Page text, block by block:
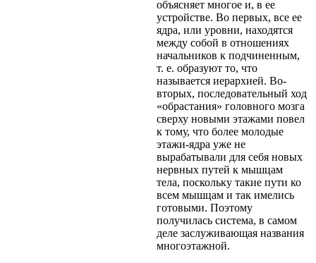
объясняет многое и, в ее
устройстве. Во первых, все ее
ядра, или уровни, находятся
между собой в отношениях
начальников к подчиненным,
т. е. образуют то, что
называется иерархией. Во-
вторых, последовательный ход
«обрастания» головного мозга
сверху новыми этажами повел
к тому, что более молодые
этажи-ядра уже не
вырабатывали для себя новых
нервных путей к мышцам
тела, поскольку такие пути ко
всем мышцам и так имелись
готовыми. Поэтому
получилась система, в самом
деле заслуживающая названия
многоэтажной.